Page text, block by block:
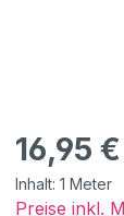
Regulärer
16,95 €
Inhalt: 1 Meter
Preise inkl.